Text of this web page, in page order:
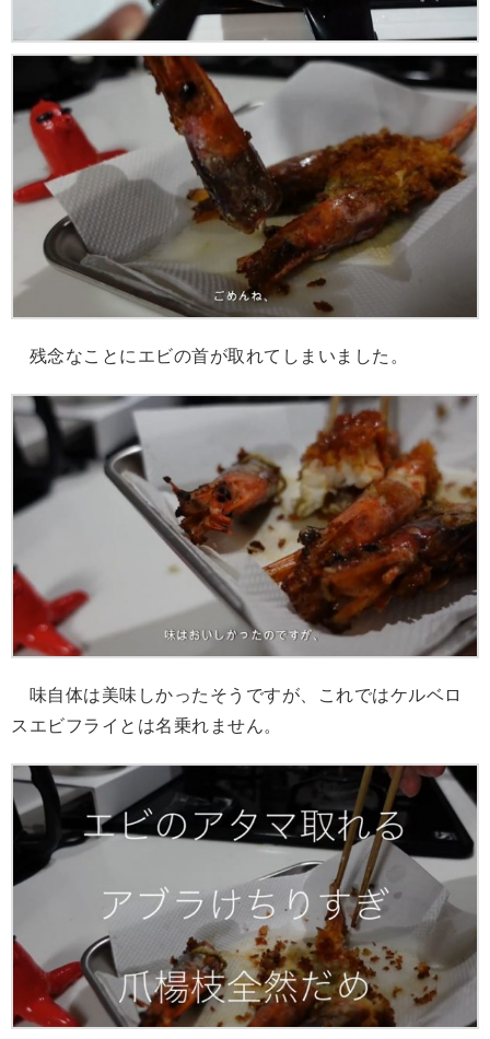
残念なことにエビの首が取れてしまいました。
味自体は美味しかったそうですが、これではケルベロ
スエビフライとは名乗れません。